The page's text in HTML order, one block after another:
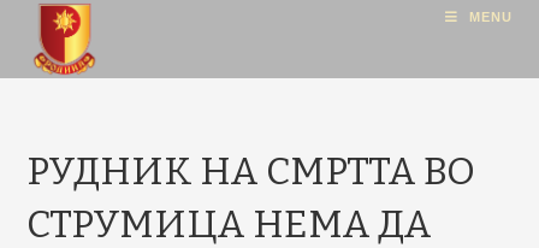
MENU
РУДНИК НА СМРТТА ВО
СТРУМИЦА НЕМА ДА